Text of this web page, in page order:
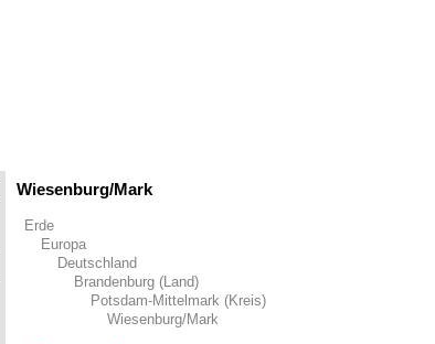
Wiesenburg/Mark
Erde
Europa
Deutschland
Brandenburg (Land)
Potsdam-Mittelmark (Kreis)
Wiesenburg/Mark